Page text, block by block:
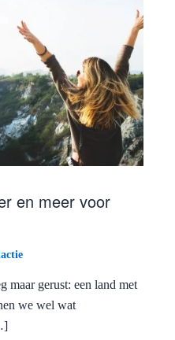
en meer voor
maar gerust: een land met
we wel wat